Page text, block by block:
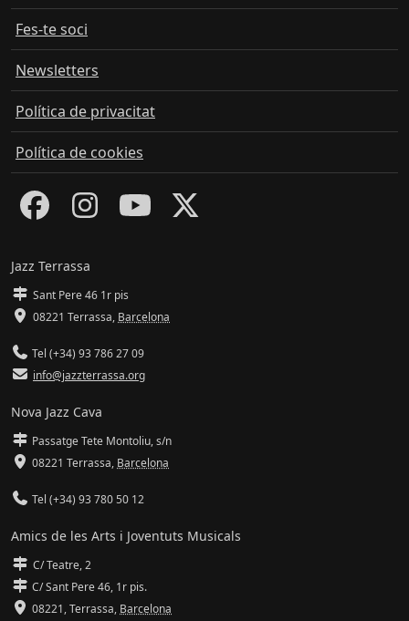
Fes-te soci
Newsletters
Política de privacitat
Política de cookies
Jazz Terrassa
Sant Pere 46 1r pis
08221 Terrassa, Barcelona
Tel (+34) 93 786 27 09
info@jazzterrassa.org
Nova Jazz Cava
Passatge Tete Montoliu, s/n
08221 Terrassa, Barcelona
Tel (+34) 93 780 50 12
Amics de les Arts i Joventuts Musicals
C/ Teatre, 2
C/ Sant Pere 46, 1r pis.
08221,Terrassa, Barcelona